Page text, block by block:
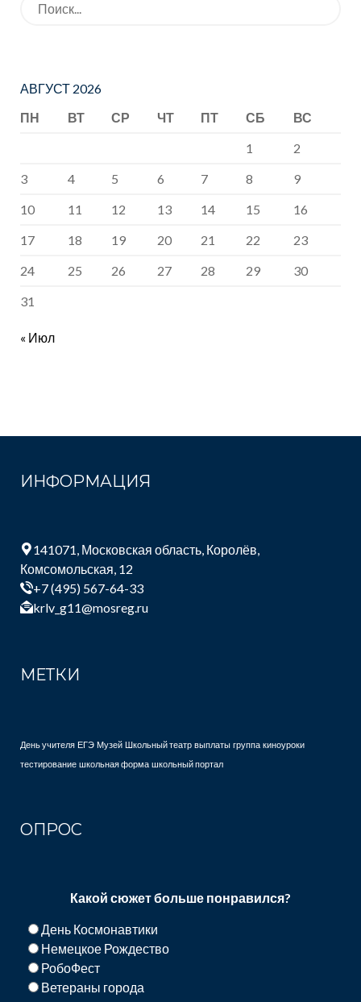
АВГУСТ 2026
ПН
ВТ СР ЧТ ПТ СБ
ВС
1
2
3
4 5 6 7 8
9
10
11 12 13 14 15
16
17
18 19 20 21 22
23
24
25 26 27 28 29
30
31
« Июл
ИНФОРМАЦИЯ
141071, Московская область, Королёв,
Комсомольская, 12
+7 (495) 567-64-33
krlv_g11@mosreg.ru
МЕТКИ
День учителя ЕГЭ Музей Школьный театр выплаты группа киноуроки
тестирование школьная форма школьный портал
ОПРОС
Какой сюжет больше понравился?
День Космонавтики
Немецкое Рождество
РобоФест
Ветераны города